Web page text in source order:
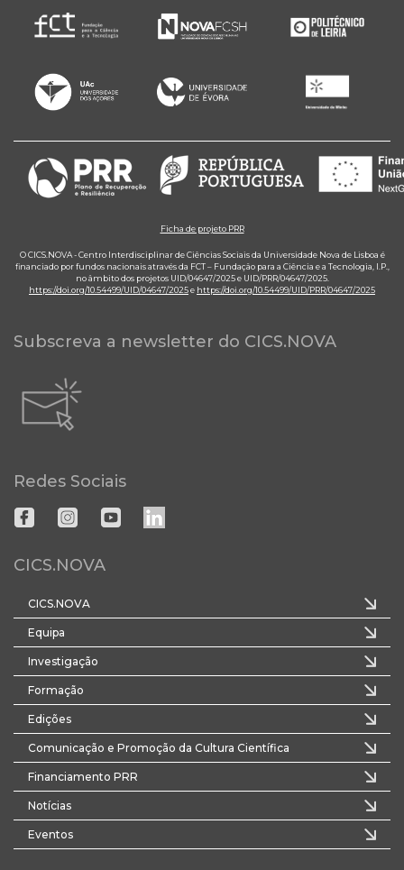
Ficha de projeto PRR
O CICS.NOVA - Centro Interdisciplinar de Ciências Sociais da Universidade Nova de Lisboa é
financiado por fundos nacionais através da FCT – Fundação para a Ciência e a Tecnologia, I.P.,
no âmbito dos projetos UID/04647/2025 e UID/PRR/04647/2025.
https://doi.org/10.54499/UID/04647/2025e https://doi.org/10.54499/UID/PRR/04647/2025
Subscreva a newsletter do CICS.NOVA
Redes Sociais
CICS.NOVA
CICS.NOVA
Equipa
Investigação
Formação
Edições
Comunicação e Promoção da Cultura Científica
Financiamento PRR
Notícias
Eventos